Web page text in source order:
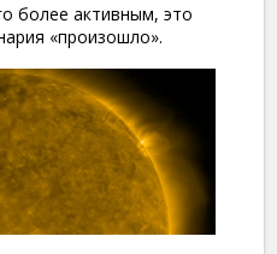
более активным, это
«произошло».